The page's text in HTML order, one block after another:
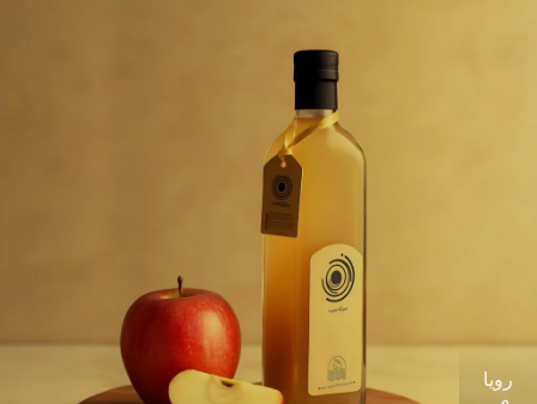
رویا